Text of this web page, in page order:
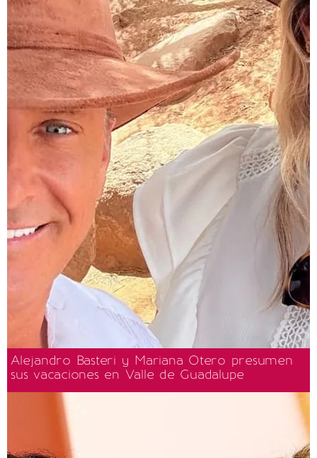
Alejandro Basteri y Mariana Otero presumen
sus vacaciones en Valle de Guadalupe